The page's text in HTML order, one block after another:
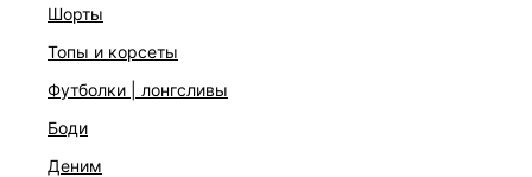
шорты
топы и корсеты
футболки | лонгсливы
боди
деним